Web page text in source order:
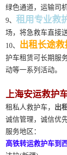
绿色通道，运输司
9、租用专业救
场，将急救车直接
10、 出租长途救
护车租赁可长期服
动等一系列活动。
上海安运救护
租私人救护车， 出
诚信管理，诚信优先
服务地区：
高铁转运救护车到